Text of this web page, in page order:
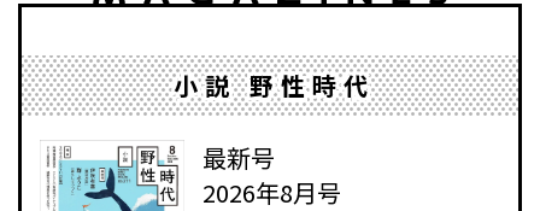
小説 野性時代
最新号
2026年8月号